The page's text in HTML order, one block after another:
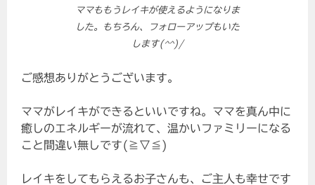
ママももうレイキが使えるようになりま
した。もちろん、フォローアップもいた
します(^^)/
ご感想ありがとうございます。
ママがレイキができるといいですね。ママを真ん中に
癒しのエネルギーが流れて、温かいファミリーになる
こと間違い無しです(≧▽≦)
レイキをしてもらえるお子さんも、ご主人も幸せです